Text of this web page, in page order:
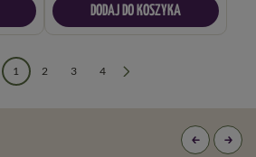
DODAJ DO KOSZYKA
1 2 3 4